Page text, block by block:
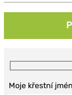
Moje křestní